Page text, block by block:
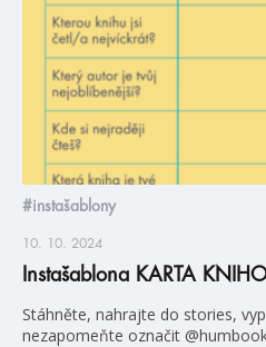
#instašablony
10. 10. 2024
Instašablona KARTA
Stáhněte, nahrajte do stories,
nezapomeňte označit